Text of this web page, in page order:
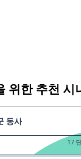
위한 추천 시
동사
17